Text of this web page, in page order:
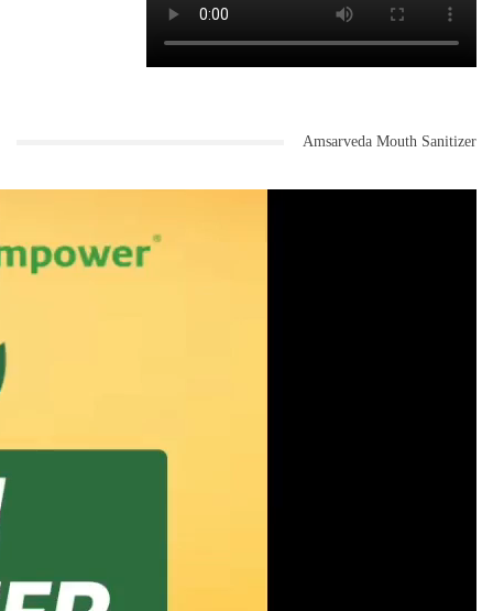
Amsarveda Mouth Sanitizer